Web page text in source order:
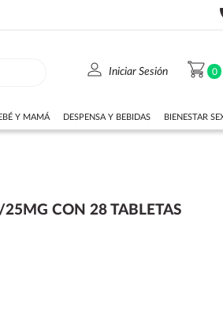
person Iniciar Sesión shopping_cart 0
Y MAMÁ DESPENSA Y BEBIDAS BIENESTAR
CON 28 TABLETAS